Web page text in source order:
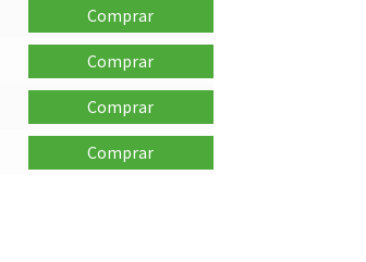
Comprar
Comprar
Comprar
Comprar